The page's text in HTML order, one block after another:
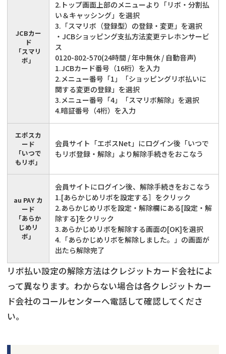
JCBカー
ド
「スマリ
ボ」
2.トップ画面上部のメニューより「リボ・分割払
い＆キャッシング」を選択
3.「スマリボ（登録型）の登録・変更」を選択
・JCBショッピング支払方法変更テレホンサービ
ス
0120-802-570(24時間 / 年中無休 / 自動音声)
1.JCBカード番号（16桁）を入力
2.メニュー番号「1」「ショッピングリボ払いに
関する変更の登録」を選択
3.メニュー番号「4」「スマリボ解除」を選択
4.暗証番号（4桁）を入力
エポスカ
ード
「いつで
もリボ」
会員サイト「エポスNet」にログイン後「いつで
もリボ登録・解除」より解除手続きをおこなう
au PAY カ
ード
「あらか
じめリ
ボ」
会員サイトにログイン後、解除手続きをおこなう
1.[あらかじめリボを設定する］をクリック
2.あらかじめリボを設定・解除欄にある[設定・解
除する]をクリック
3.あらかじめリボを解除する画面の[OK]を選択
4.「あらかじめリボを解除しました。」の画面が
出たら解除完了
リボ払い設定の解除方法はクレジットカード会社によ
って異なります。わからない場合は各クレジットカー
ド会社のコールセンターへ電話して確認してくださ
い。